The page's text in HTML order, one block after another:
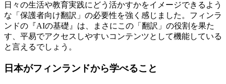
日々の生活や教育実践にどう活かすかをイメージできるよう
な「保護者向け翻訳」の必要性を強く感じました。フィンラ
ンドの『AIの基礎』は、まさにこの「翻訳」の役割を果た
す、平易でアクセスしやすいコンテンツとして機能している
と言えるでしょう。
日本がフィンランドから学べること